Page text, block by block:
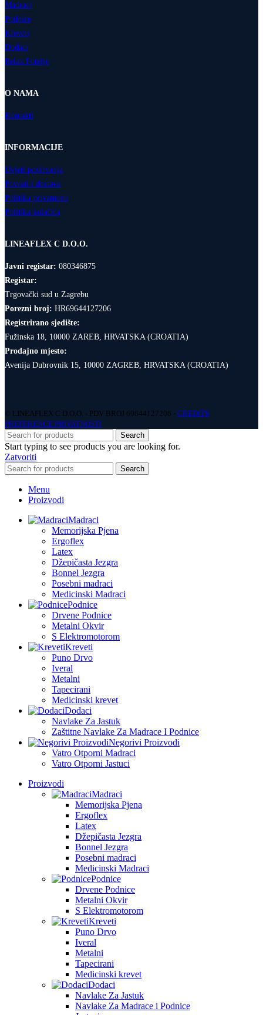
Madraci
Podnice
Kreveti
Dodaci
Relax Fotelje
O NAMA
Kontakti
INFORMACIJE
Uvjeti poslovanja
Povrati i dostava
Politika privatnosti
Politika kolačića
LINEAFLEX C D.O.O.
Javni registar: 080346875
Registar:
Trgovački sud u Zagrebu
Porezni broj: HR69644127206
Registrirano sjedište:
Fužinska 18, 10000 ZAREB, HRVATSKA (CROATIA)
Prodajno mjesto:
Avenija Dubrovnik 15, 10000 ZAGREB, HRVATSKA (CROATIA)
© LINEAFLEX C D.O.O. - PDV BROJ 69644127206 - CREDITS
PREFERENCE PRIVATNOSTI
Search
Start typing to see products you are looking for.
Zatvoriti
Search
Menu
Proizvodi
Madraci
Memorijska Pjena
Ergoflex
Latex
Džepičasta Jezgra
Bonnel Jezgra
Posebni madraci
Medicinski Madraci
Podnice
Drvene Podnice
Metalni Okvir
S Elektromotorom
Kreveti
Puno Drvo
Iveral
Metalni
Tapecirani
Medicinski krevet
Dodaci
Navlake Za Jastuk
Zaštitne Navlake Za Madrace I Podnice
Negorivi Proizvodi
Vatro Otporni Madraci
Vatro Otporni Jastuci
Proizvodi
Madraci
Memorijska Pjena
Ergoflex
Latex
Džepičasta Jezgra
Bonnel Jezgra
Posebni madraci
Medicinski Madraci
Podnice
Drvene Podnice
Metalni Okvir
S Elektromotorom
Kreveti
Puno Drvo
Iveral
Metalni
Tapecirani
Medicinski krevet
Dodaci
Navlake Za Jastuk
Navlake Za Madrace i Podnice